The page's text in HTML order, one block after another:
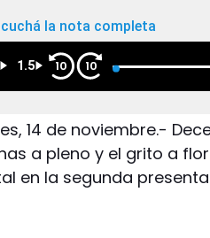
la nota completa
1.5 10 10
14 de noviembre.-
a pleno y el grito a
en la segunda